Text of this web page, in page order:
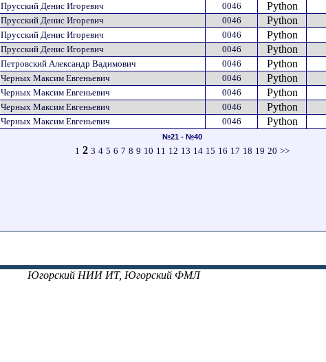
Прусский Денис Игоревич 0046 Python
Прусский Денис Игоревич 0046 Python
Прусский Денис Игоревич 0046 Python
Прусский Денис Игоревич 0046 Python
Петровский Александр Вадимович 0046 Python
Черных Максим Евгеньевич 0046 Python
Черных Максим Евгеньевич 0046 Python
Черных Максим Евгеньевич 0046 Python
Черных Максим Евгеньевич 0046 Python
№21 - №40
1 2 3 4 5 6 7 8 9 10 11 12 13 14 15 16 17 18 19 20 >>
Югорский НИИ ИТ, Югорский ФМЛ